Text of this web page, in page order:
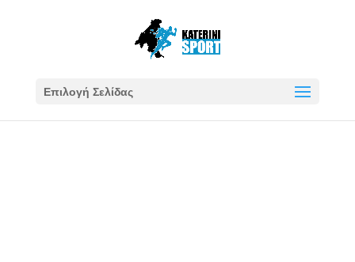
Επιλογή Σελίδας